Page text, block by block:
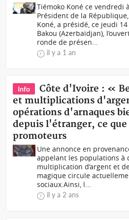
Tiémoko Koné ce vendredi
Président de la
Koné, a présidé, ce jeudi
Bakou (Azerbaïdjan),
ronde de présen...
il y a 1 an
Info
Côte d'Ivoire : «
et multiplications
opérations d'arnaques
depuis l'étranger, ce
promoteurs
Une annonce en
appelant les populations à
multiplication d’argent et
magique circule
sociaux.Ainsi, l...
il y a 2 ans